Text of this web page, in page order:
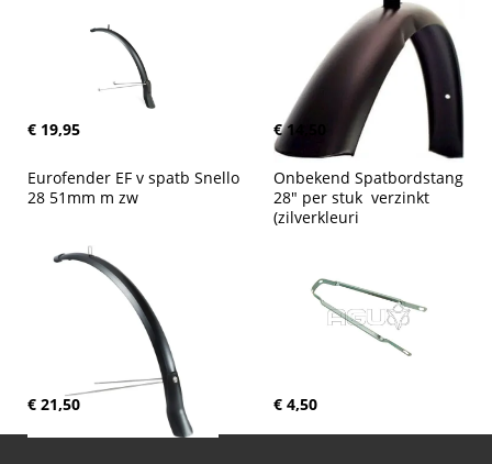
€ 19,95 € 14,50
Eurofender EF v spatb Snello
28 51mm m zw
€ 21,50
Onbekend Spatbordstang
28" per stuk  verzinkt
(zilverkleuri
€ 4,50